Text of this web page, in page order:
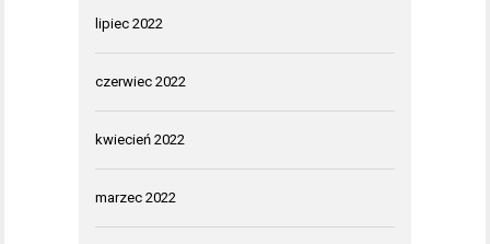
lipiec 2022
czerwiec 2022
kwiecień 2022
marzec 2022